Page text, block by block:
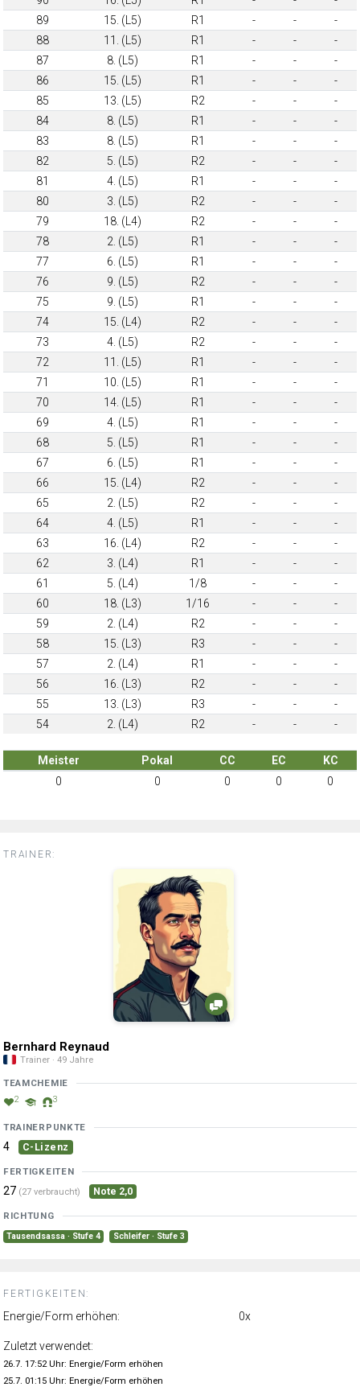
89
15. (L5) R1 - -
-
88
11. (L5) R1 - -
-
87
8. (L5) R1 - -
-
86
15. (L5) R1 - -
-
85
13. (L5) R2 - -
-
84
8. (L5) R1 - -
-
83
8. (L5) R1 - -
-
82
5. (L5) R2 - -
-
81
4. (L5) R1 - -
-
80
3. (L5) R2 - -
-
79
18. (L4) R2 - -
-
78
2. (L5) R1 - -
-
77
6. (L5) R1 - -
-
76
9. (L5) R2 - -
-
75
9. (L5) R1 - -
-
74
15. (L4) R2 - -
-
73
4. (L5) R2 - -
-
72
11. (L5) R1 - -
-
71
10. (L5) R1 - -
-
70
14. (L5) R1 - -
-
69
4. (L5) R1 - -
-
68
5. (L5) R1 - -
-
67
6. (L5) R1 - -
-
66
15. (L4) R2 - -
-
65
2. (L5) R2 - -
-
64
4. (L5) R1 - -
-
63
16. (L4) R2 - -
-
62
3. (L4) R1 - -
-
61
5. (L4) 1/8 - -
-
60
18. (L3) 1/16 - -
-
59
2. (L4) R2 - -
-
58
15. (L3) R3 - -
-
57
2. (L4) R1 - -
-
56
16. (L3) R2 - -
-
55
13. (L3) R3 - -
-
54
2. (L4) R2 - - -
Meister Pokal CC EC
KC
0
0 0 0 0
TRAINER:
Bernhard Reynaud
Trainer · 49 Jahre
TEAMCHEMIE
2 3
TRAINERPUNKTE
4 C-Lizenz
FERTIGKEITEN
27 (27 verbraucht) Note 2,0
RICHTUNG
Tausendsassa · Stufe 4 Schleifer · Stufe 3
FERTIGKEITEN:
Energie/Form erhöhen: 0x
Zuletzt verwendet:
26.7. 17:52 Uhr: Energie/Form erhöhen
25.7. 01:15 Uhr: Energie/Form erhöhen